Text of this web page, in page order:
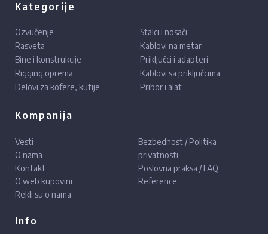
Kategorije
Ozvučenje
Rasveta
Bine i konstrukcije
Rigging oprema
Delovi za kofere, kutije
Stalci i nosači
Kablovi na metar
Priključci i adapteri
Kablovi sa priključcima
Pribor i alat
Kompanija
Vesti
O nama
Kontakt
O web kupovini
Rekli su o nama
Bezbednost / Politika
privatnosti
Poslovna praksa / FAQ
Reference
Info